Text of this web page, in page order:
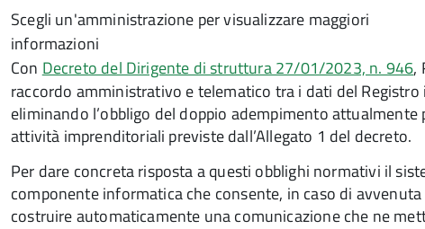
Scegli un'amministrazione per visualizzare maggiori
informazioni
Con Decreto del Dirigente di struttura 27/01/2023, n. 946,
raccordo amministrativo e telematico tra i dati del
eliminando l’obbligo del doppio adempimento
attività imprenditoriali previste dall’Allegato 1 del decreto.
Per dare concreta risposta a questi obblighi normativi il
componente informatica che consente, in caso di
costruire automaticamente una comunicazione che ne